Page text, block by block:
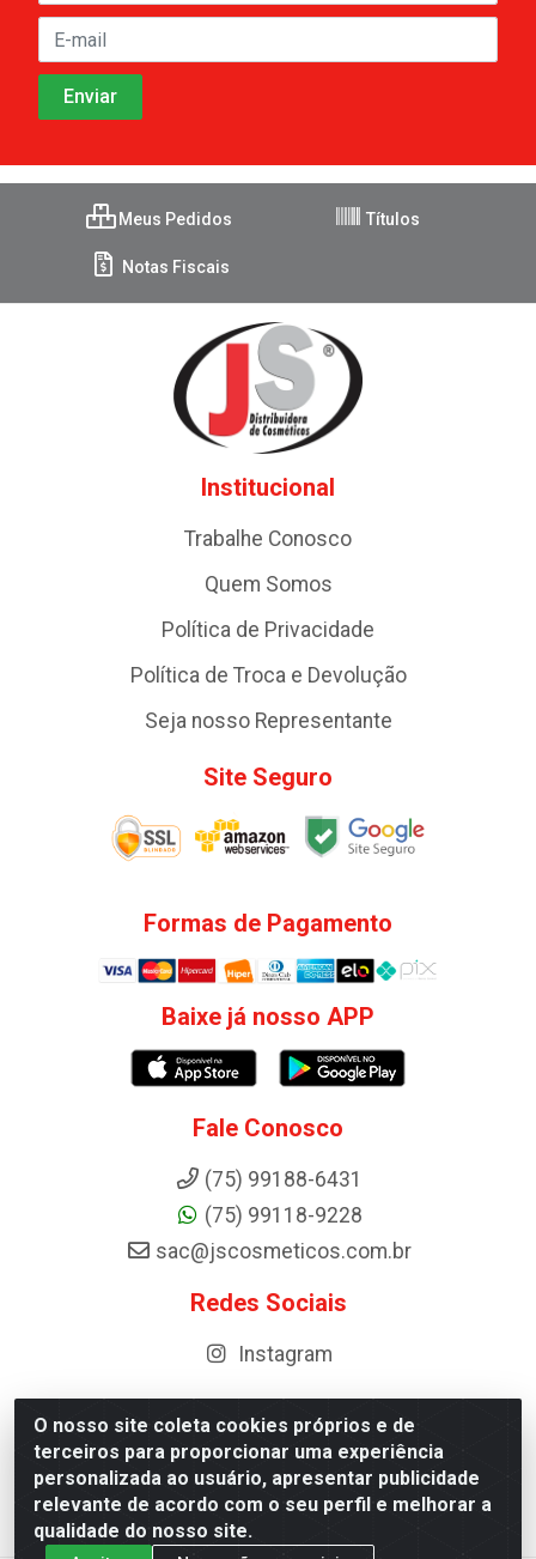
O nosso site coleta cookies próprios e de
terceiros para proporcionar uma experiência
personalizada ao usuário, apresentar publicidade
relevante de acordo com o seu perfil e melhorar a
qualidade do nosso site.
Meus Pedidos Títulos
Notas Fiscais
Institucional
Trabalhe Conosco
Quem Somos
Política de Privacidade
Política de Troca e Devolução
Seja nosso Representante
Site Seguro
Formas de Pagamento
Baixe já nosso APP
Fale Conosco
(75) 99188-6431
(75) 99118-9228
sac@jscosmeticos.com.br
Redes Sociais
Instagram
Distribuidora de Cosméticos Antoneto LTDA - BA-052,
km 87 - Industrial, Ipirá - BA, 44600-000 - CNPJ
10.984.107/0001-75